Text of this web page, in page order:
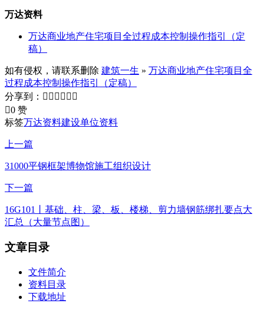
万达资料
万达商业地产住宅项目全过程成本控制操作指引（定
稿）
如有侵权，请联系删除 建筑一生 » 万达商业地产住宅项目全
过程成本控制操作指引（定稿）
分享到：      
0 赞
标签万达资料建设单位资料
上一篇
31000平钢框架博物馆施工组织设计
下一篇
16G101丨基础、柱、梁、板、楼梯、剪力墙钢筋绑扎要点大
汇总（大量节点图）
文章目录
文件简介
资料目录
下载地址